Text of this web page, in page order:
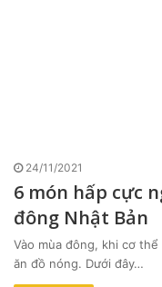
24/11/2021
6 món hấp cực
đông Nhật Bản
Vào mùa đông, khi cơ
ăn đồ nóng. Dưới đây…